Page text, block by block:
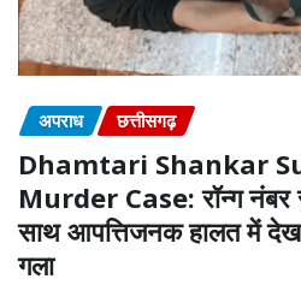
अपराध छत्तीसगढ़
Dhamtari Shankar
Murder Case: रॉन्ग
साथ आपत्तिजनक हालत में देख
गला